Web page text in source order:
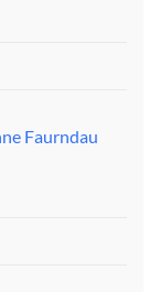
Faurndau